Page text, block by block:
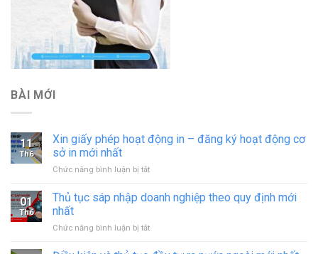
BÀI MỚI
11
Th6
Xin giấy phép hoạt động in – đăng ký hoạt động cơ
sở in mới nhất
Chức năng bình luận bị tắtở
động
01
Th6
Thủ tục sáp nhập doanh nghiệp theo quy định mới
nhất
Chức năng bình luận bị tắtở
tục